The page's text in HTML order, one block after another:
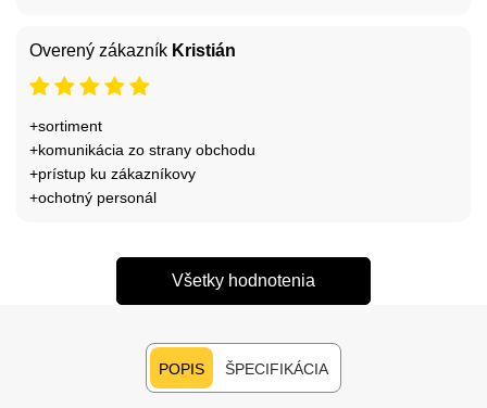
Overený zákazník Kristián
+sortiment
+komunikácia zo strany obchodu
+prístup ku zákazníkovy
+ochotný personál
Všetky hodnotenia
POPIS ŠPECIFIKÁCIA